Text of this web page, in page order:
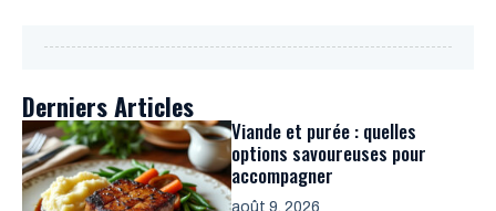
Derniers Articles
Viande et purée : quelles
options savoureuses pour
accompagner
août 9, 2026